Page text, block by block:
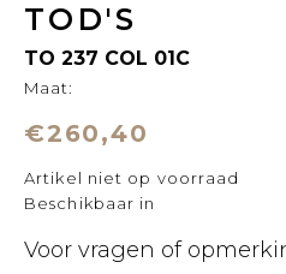
TOD'S
TO 237 COL 01C
Maat:
€260,40
Artikel niet op voorraad
Beschikbaar in
Voor vragen of